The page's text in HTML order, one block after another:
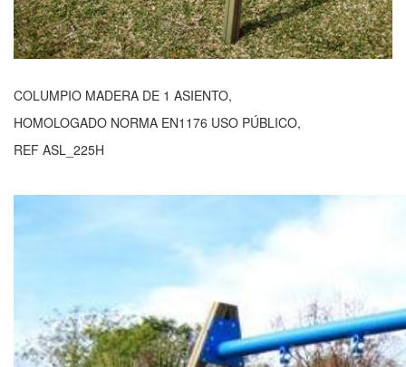
COLUMPIO MADERA DE 1 ASIENTO,
HOMOLOGADO NORMA EN1176 USO PÚBLICO,
REF ASL_225H